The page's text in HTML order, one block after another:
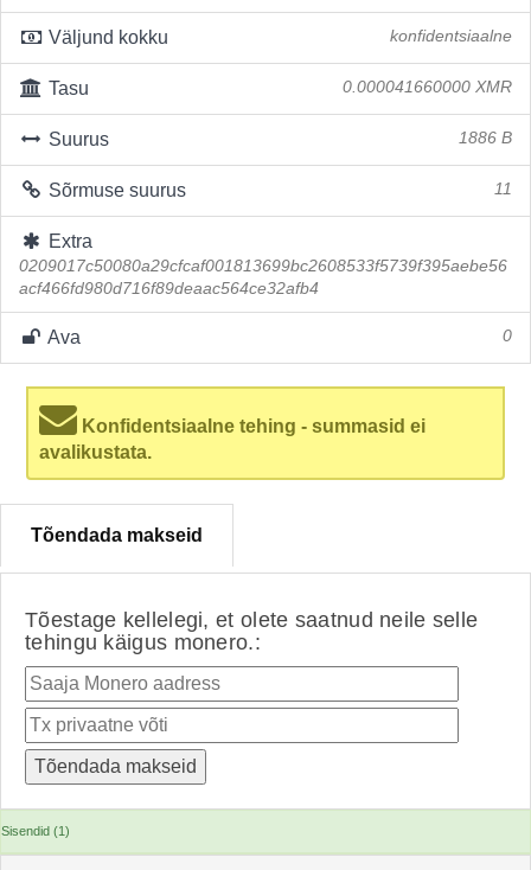
Väljund kokku konfidentsiaalne
Tasu 0.000041660000 XMR
Suurus 1886 B
Sõrmuse suurus 11
Extra
0209017c50080a29cfcaf001813699bc2608533f5739f395aebe56
acf466fd980d716f89deaac564ce32afb4
Ava 0
Konfidentsiaalne tehing - summasid ei
avalikustata.
Tõendada makseid
Tõestage kellelegi, et olete saatnud neile selle
tehingu käigus monero.:
Sisendid (1)